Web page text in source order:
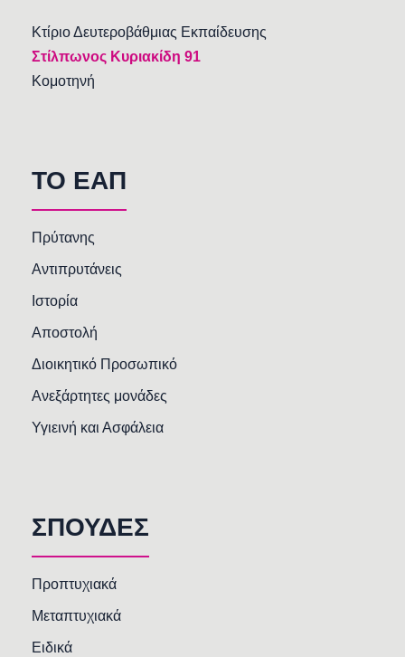
Κτίριο Δευτεροβάθμιας Εκπαίδευσης
Στίλπωνος Κυριακίδη 91
Κομοτηνή
TO EAΠ
Πρύτανης
Αντιπρυτάνεις
Ιστορία
Αποστολή
Διοικητικό Προσωπικό
Ανεξάρτητες μονάδες
Υγιεινή και Ασφάλεια
ΣΠΟΥΔΕΣ
Προπτυχιακά
Μεταπτυχιακά
Ειδικά